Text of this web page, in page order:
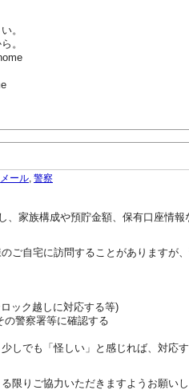
。
。
メール 警察
家族構成や預貯金額、保有口座情報
ご自宅に訪問することがありますが
ック越しに対応する等)
警察署等に確認する
しでも「怪しい」と感じれば、対応
限りご協力いただきますようお願いし